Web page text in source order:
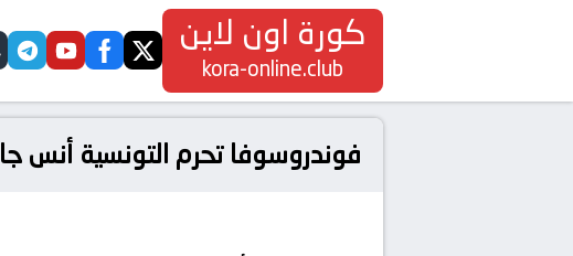
كورة اون لاين
kora-online.club
twitter
facebook
youtube
فوندروسوفا تحرم التونسية أنس